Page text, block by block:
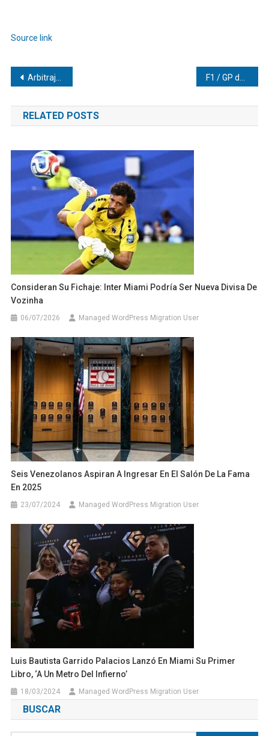
Source link
Navegación
de
entradas
Arbitraje correcto: Valenzuela destacó y Australia frustró a Turquía
RELATED POSTS
Consideran Su Fichaje: Inter Miami Podría Ser Nueva Divisa De
Vozinha
06/07/2026 Managed WordPress Migration User
Seis Venezolanos Aspiran A Ingresar En El Salón De La Fama
En 2025
23/07/2024 Managed WordPress Migration User
Luis Bautista Garrido Palacios Lanzó En Miami Su Primer
Libro, ‘A Un Metro Del Infierno’
18/03/2024 Managed WordPress Migration User
BUSCAR